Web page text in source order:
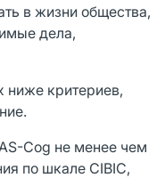
в жизни общества,
дела,
ниже критериев,
Cog не менее чем
по шкале CIBIC,